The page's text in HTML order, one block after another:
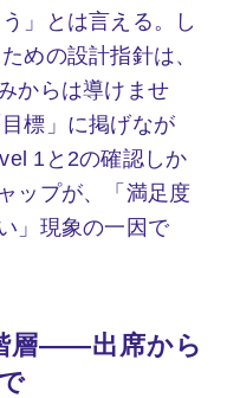
」とは言える。し
めの設計指針は、
からは導けませ
標」に掲げなが
1と2の確認しか
ップが、「満足度
」現象の一因で
層——出席から